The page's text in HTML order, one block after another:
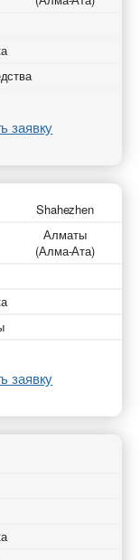
заявку
Shahezhen
Алматы
(Алма-Ата)
заявку